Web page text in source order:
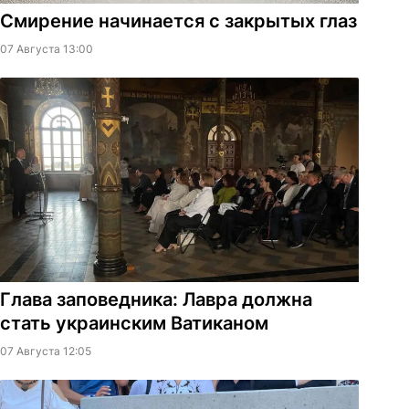
Смирение начинается с закрытых глаз
07 Августа 13:00
Глава заповедника: Лавра должна
стать украинским Ватиканом
07 Августа 12:05